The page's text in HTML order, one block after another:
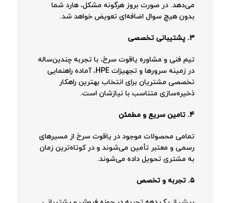
می‌دهد. در صورت بروز هرگونه مشکل، هارد شما
بدون هیچ سوال اضافه‌ای تعویض خواهد شد.
۳. پشتیبانی تخصصی
تیم فنی و مشاوره یاقوت سرخ، با تجربه چندین‌ساله
در زمینه سرورها و تجهیزات HPE، آماده راهنمایی
تخصصی مشتریان برای انتخاب بهترین راهکار
ذخیره‌سازی متناسب با نیازشان است.
۴. تامین سریع و مطمئن
تمامی محصولات موجود در یاقوت سرخ از مسیرهای
رسمی و معتبر تأمین می‌شوند و در کوتاه‌ترین زمان
به مشتری تحویل داده می‌شوند.
۵. تجربه و تخصص